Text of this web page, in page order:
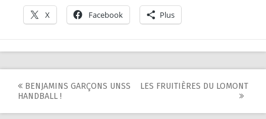
X Facebook Plus
Post
navigation
BENJAMINS GARÇONS UNSS
HANDBALL !
LES FRUITIÈRES DU LOMONT